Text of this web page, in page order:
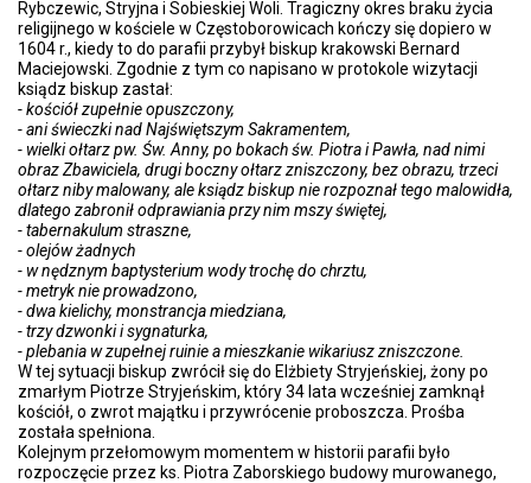
Rybczewic, Stryjna i Sobieskiej Woli. Tragiczny okres braku życia
religijnego w kościele w Częstoborowicach kończy się dopiero w
1604 r., kiedy to do parafii przybył biskup krakowski Bernard
Maciejowski. Zgodnie z tym co napisano w protokole wizytacji
ksiądz biskup zastał:
- kościół zupełnie opuszczony,
- ani świeczki nad Najświętszym Sakramentem,
- wielki ołtarz pw. Św. Anny, po bokach św. Piotra i Pawła, nad nimi
obraz Zbawiciela, drugi boczny ołtarz zniszczony, bez obrazu, trzeci
ołtarz niby malowany, ale ksiądz biskup nie rozpoznał tego malowidła,
dlatego zabronił odprawiania przy nim mszy świętej,
- tabernakulum straszne,
- olejów żadnych
- w nędznym baptysterium wody trochę do chrztu,
- metryk nie prowadzono,
- dwa kielichy, monstrancja miedziana,
- trzy dzwonki i sygnaturka,
- plebania w zupełnej ruinie a mieszkanie wikariusz zniszczone.
W tej sytuacji biskup zwrócił się do Elżbiety Stryjeńskiej, żony po
zmarłym Piotrze Stryjeńskim, który 34 lata wcześniej zamknął
kościół, o zwrot majątku i przywrócenie proboszcza. Prośba
została spełniona.
Kolejnym przełomowym momentem w historii parafii było
rozpoczęcie przez ks. Piotra Zaborskiego budowy murowanego,